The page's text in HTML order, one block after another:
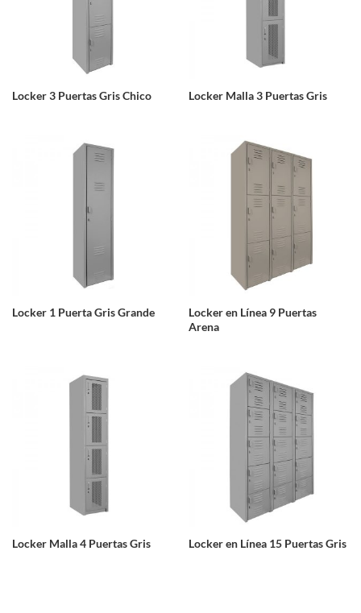
Locker 3 Puertas Gris Chico Locker Malla 3 Puertas Gris
Locker 1 Puerta Gris Grande
Locker en Línea 9 Puertas
Arena
Locker Malla 4 Puertas Gris Locker en Línea 15 Puertas Gris